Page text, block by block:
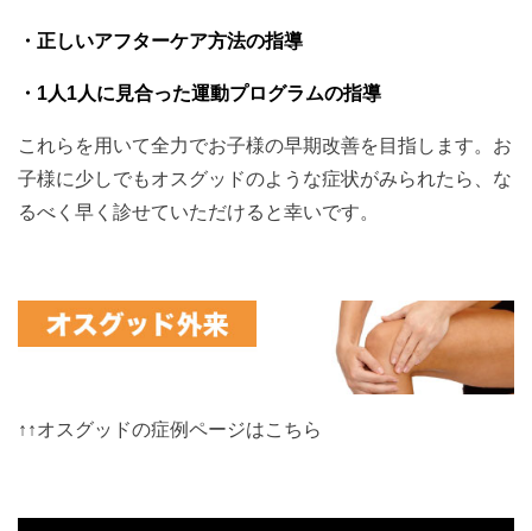
・正しいアフターケア方法の指導
・1人1人に見合った運動プログラムの指導
これらを用いて全力でお子様の早期改善を目指します。お
子様に少しでもオスグッドのような症状がみられたら、な
るべく早く診せていただけると幸いです。
↑↑オスグッドの症例ページはこちら